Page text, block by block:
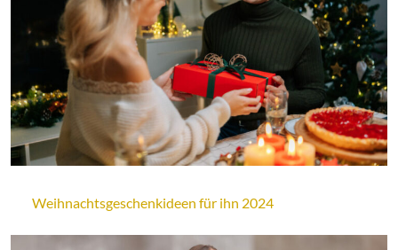
Weihnachtsgeschenkideen für ihn 2024